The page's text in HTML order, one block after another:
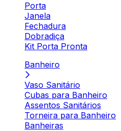
Porta
Janela
Fechadura
Dobradiça
Kit Porta Pronta
Banheiro
Vaso Sanitário
Cubas para Banheiro
Assentos Sanitários
Torneira para Banheiro
Banheiras